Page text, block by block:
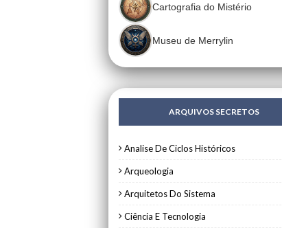
Cartografia do Mistério
Museu de Merrylin
ARQUIVOS SECRETOS
Analise De Ciclos Históricos
Arqueologia
Arquitetos Do Sistema
Ciência E Tecnologia